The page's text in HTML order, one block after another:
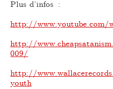
Plus d’infos :
http://www.youtube.com/
http://
009/
http://
youth